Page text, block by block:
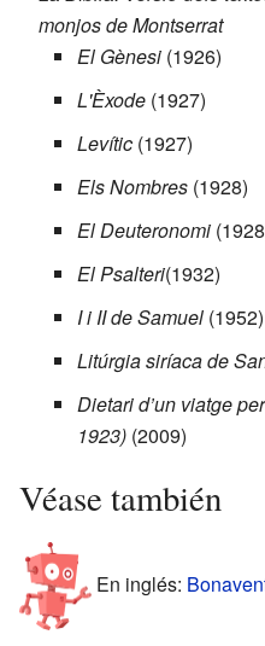
monjos de Montserrat
El Gènesi (1926)
L'Èxode (1927)
Levític (1927)
Els Nombres (1928)
El Deuteronomi
El Psalteri(1932)
I i II de Samuel (1952)
Litúrgia siríaca de
Dietari d’un viatge
1923) (2009)
Véase también
En inglés: